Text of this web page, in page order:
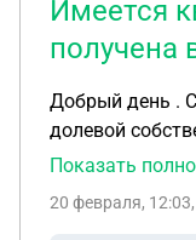
Имеется
получена
Добрый день .
долевой
супругом .
Квартира не
Показать
20 февраля, 12:03